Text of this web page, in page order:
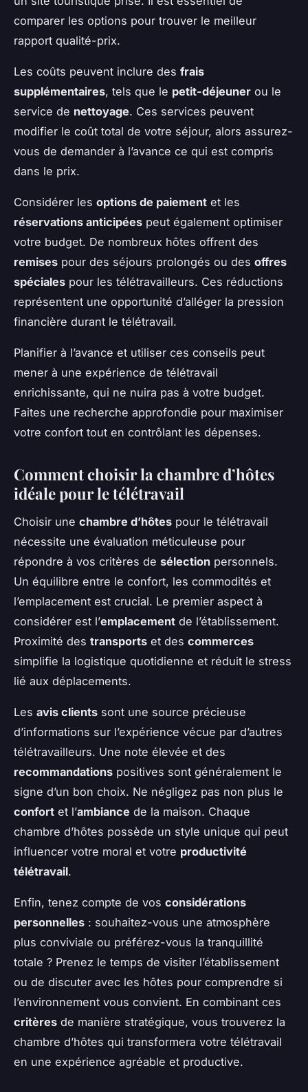
comparer les options pour trouver le meilleur
rapport qualité-prix.
Les coûts peuvent inclure des frais
supplémentaires, tels que le petit-déjeuner ou le
service de nettoyage. Ces services peuvent
modifier le coût total de votre séjour, alors assurez-
vous de demander à l’avance ce qui est compris
dans le prix.
Considérer les options de paiement et les
réservations anticipées peut également optimiser
votre budget. De nombreux hôtes offrent des
remises pour des séjours prolongés ou des offres
spéciales pour les télétravailleurs. Ces réductions
représentent une opportunité d’alléger la pression
financière durant le télétravail.
Planifier à l’avance et utiliser ces conseils peut
mener à une expérience de télétravail
enrichissante, qui ne nuira pas à votre budget.
Faites une recherche approfondie pour maximiser
votre confort tout en contrôlant les dépenses.
Comment choisir la chambre d’hôtes
idéale pour le télétravail
Choisir une chambre d’hôtes pour le télétravail
nécessite une évaluation méticuleuse pour
répondre à vos critères de sélection personnels.
Un équilibre entre le confort, les commodités et
l’emplacement est crucial. Le premier aspect à
considérer est l’emplacement de l’établissement.
Proximité des transports et des commerces
simplifie la logistique quotidienne et réduit le stress
lié aux déplacements.
Les avis clients sont une source précieuse
d’informations sur l’expérience vécue par d’autres
télétravailleurs. Une note élevée et des
recommandations positives sont généralement le
signe d’un bon choix. Ne négligez pas non plus le
confort et l’ambiance de la maison. Chaque
chambre d’hôtes possède un style unique qui peut
influencer votre moral et votre productivité
télétravail.
Enfin, tenez compte de vos considérations
personnelles : souhaitez-vous une atmosphère
plus conviviale ou préférez-vous la tranquillité
totale ? Prenez le temps de visiter l’établissement
ou de discuter avec les hôtes pour comprendre si
l’environnement vous convient. En combinant ces
critères de manière stratégique, vous trouverez la
chambre d’hôtes qui transformera votre télétravail
en une expérience agréable et productive.